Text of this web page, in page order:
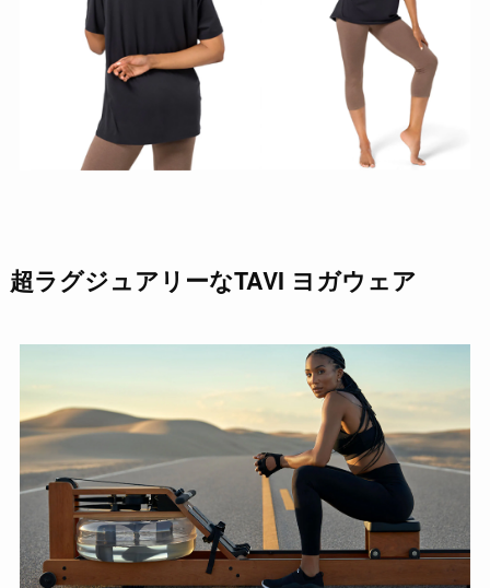
超ラグジュアリーなTAVI ヨガウェア